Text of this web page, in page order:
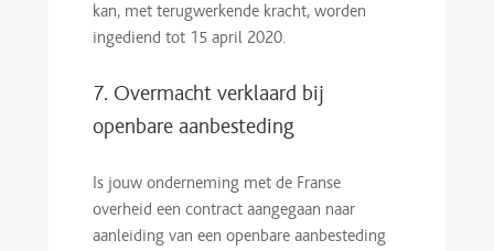
kan, met terugwerkende kracht, worden
ingediend tot 15 april 2020.
7. Overmacht verklaard bij
openbare aanbesteding
Is jouw onderneming met de Franse
overheid een contract aangegaan naar
aanleiding van een openbare aanbesteding